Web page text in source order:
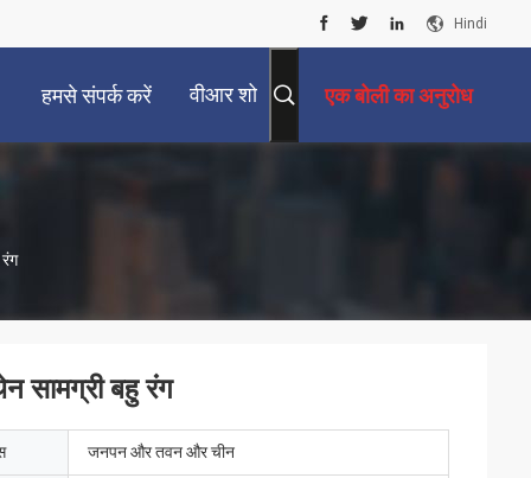
Hindi
हमसे संपर्क करें वीआर शो एक बोली का अनुरोध
सामग्री बहु रंग
जनपन और तवन और चीन